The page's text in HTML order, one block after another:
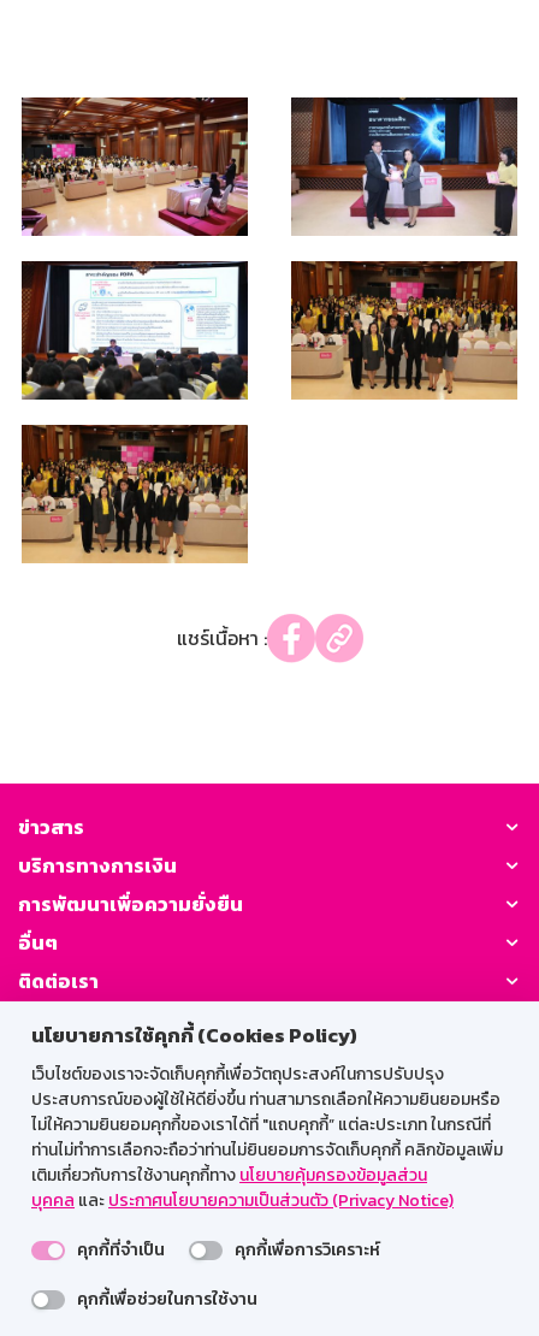
นโยบายการใช้คุกกี้ (Cookies Policy)
เว็บไซต์ของเราจะจัดเก็บคุกกี้เพื่อวัตถุประสงค์ในการปรับปรุง
ประสบการณ์ของผู้ใช้ให้ดียิ่งขึ้น ท่านสามารถเลือกให้ความยินยอมหรือ
ไม่ให้ความยินยอมคุกกี้ของเราได้ที่ "แถบคุกกี้” แต่ละประเภท ในกรณีที่
ท่านไม่ทำการเลือกจะถือว่าท่านไม่ยินยอมการจัดเก็บคุกกี้ คลิกข้อมูลเพิ่ม
เติมเกี่ยวกับการใช้งานคุกกี้ทางนโยบายคุ้มครองข้อมูลส่วน
บุคคล และประกาศนโยบายความเป็นส่วนตัว (Privacy Notice)
คุกกี้ที่จำเป็น
คุกกี้เพื่อการวิเคราะห์
คุกกี้เพื่อช่วยในการใช้งาน
แชร์เนื้อหา :
ข่าวสาร
บริการทางการเงิน
การพัฒนาเพื่อความยั่งยืน
อื่นๆ
ติดต่อเรา
GSB Society:
สำหรับพนักงาน
Web HR
GSB Wisdom
M-Search
เข้าสู่ระบบเน็ตเมล